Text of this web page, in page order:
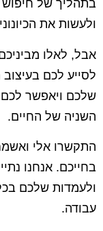
בתהליך של חיפוש
ולעשות את
אבל, לאלו
לסייע לכם
שלכם ויאפשר לכם
השניה של החיים.
התקשרו אלי
בחייכם. אנחנו
ולעמדות שלכם
עבודה.